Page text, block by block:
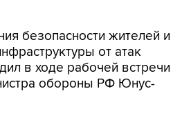
безопасности жителей и
от атак
в ходе рабочей встречи
обороны РФ Юнус-